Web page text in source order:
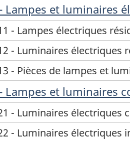
Lampes et luminaires
- Lampes électriques
- Luminaires électriques
- Pièces de lampes et
Lampes et luminaires
- Luminaires
- Luminaires électriques